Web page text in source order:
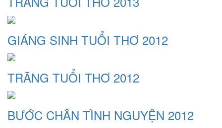
GIÁNG SINH TUỔI THƠ 2012
TRĂNG TUỔI THƠ 2012
BƯỚC CHÂN TÌNH NGUYỆN 2012